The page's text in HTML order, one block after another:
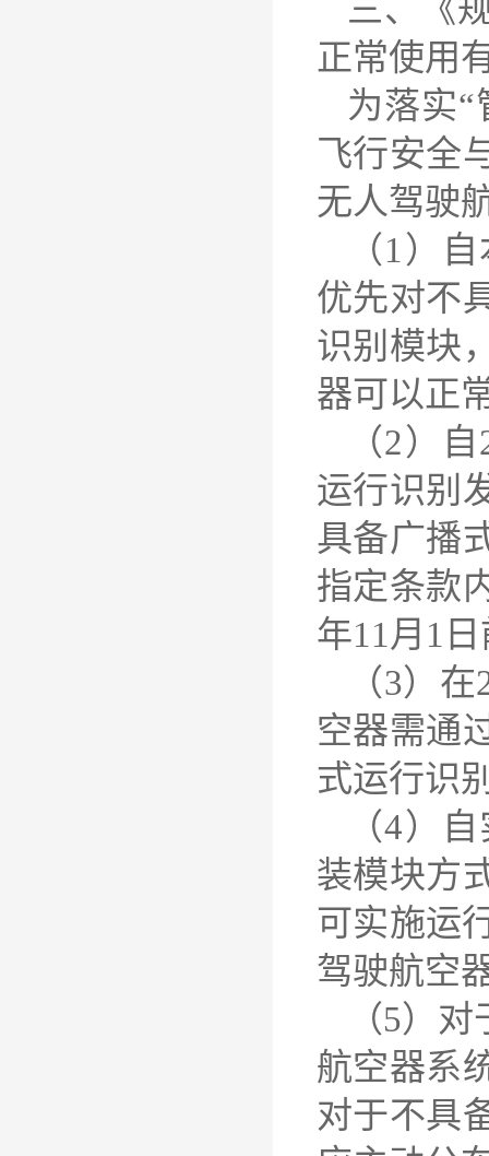
三、《
正常使用
为落实“
飞行安全
无人驾驶
（1）
优先对不
识别模块
器可以正
（2）
运行识别
具备广播
指定条款
年11月1
（3）
空器需通
式运行识
（4）
装模块方
可实施运
驾驶航空
（5）
航空器系
对于不具